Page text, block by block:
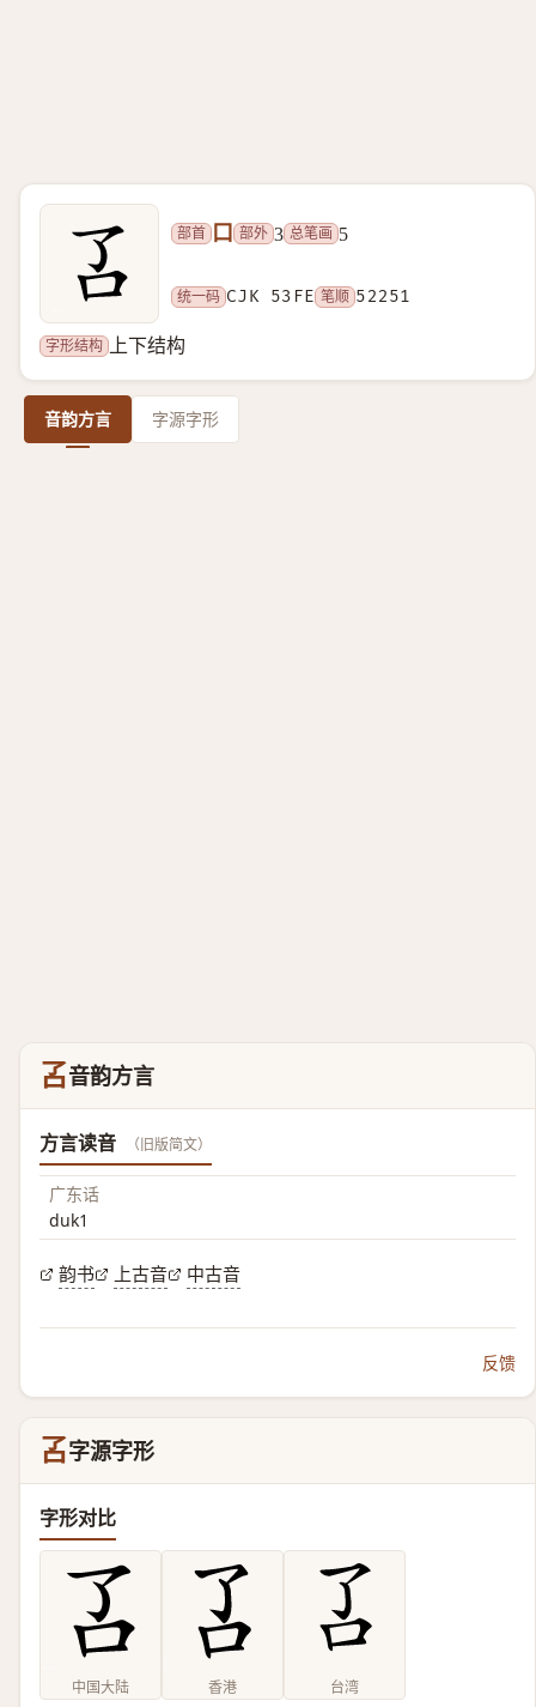
部首 口 部外 3 总笔画 5
统一码 CJK 53FE 笔顺 52251
字形结构 上下结构
音韵方言 字源字形
叾音韵方言
方言读音 （旧版简文）
广东话
duk1
韵书 上古音 中古音
反馈
叾字源字形
字形对比
中国大陆 香港 台湾